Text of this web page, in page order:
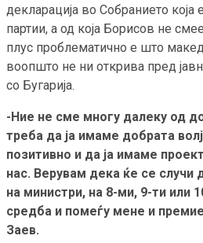
декларација во Собранието која
партии, а од која Борисов не
плус проблематично е што
воопшто не ни открива пред
со Бугарија.
-Ние не сме многу далеку од
треба да ја имаме добрата
позитивно и да ја имаме
нас. Верувам дека ќе се случи
на министри, на 8-ми, 9-ти или
средба и помеѓу мене и
Заев.